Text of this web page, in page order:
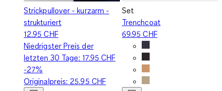
Strickpullover - kurzarm -
strukturiert
12.95 CHF
Niedrigster Preis der
letzten 30 Tage:17.95 CHF
-27%
Originalpreis: 25.95 CHF
Set
Trenchcoat
69.95 CHF